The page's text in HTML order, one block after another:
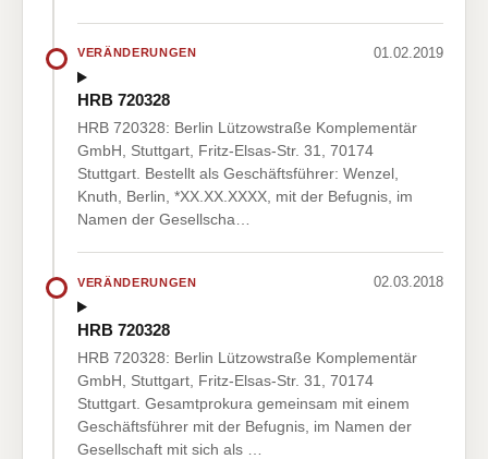
VERÄNDERUNGEN 01.02.2019
HRB 720328
HRB 720328: Berlin Lützowstraße Komplementär
GmbH, Stuttgart, Fritz-Elsas-Str. 31, 70174
Stuttgart. Bestellt als Geschäftsführer: Wenzel,
Knuth, Berlin, *XX.XX.XXXX, mit der Befugnis, im
Namen der Gesellscha…
VERÄNDERUNGEN 02.03.2018
HRB 720328
HRB 720328: Berlin Lützowstraße Komplementär
GmbH, Stuttgart, Fritz-Elsas-Str. 31, 70174
Stuttgart. Gesamtprokura gemeinsam mit einem
Geschäftsführer mit der Befugnis, im Namen der
Gesellschaft mit sich als …